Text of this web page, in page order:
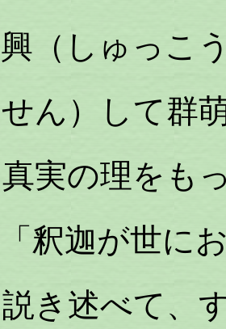
（しゅっこ
ん）して群
実の理をも
「釈迦が世に
き述べて、